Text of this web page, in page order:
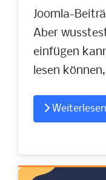
Joomla-
Aber
einfügen
lesen